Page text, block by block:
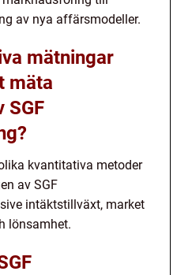
av nya affärsmodeller.
mätningar
mäta
SGF
kvantitativa metoder
av SGF
intäktstillväxt, market
lönsamhet.